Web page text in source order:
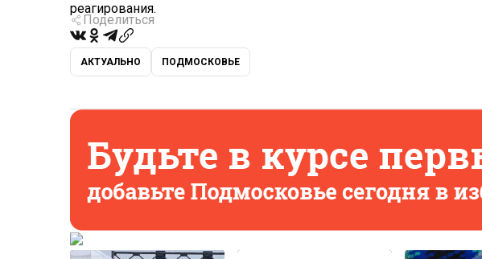
реагирования.
Поделиться
АКТУАЛЬНО ПОДМОСКОВЬЕ